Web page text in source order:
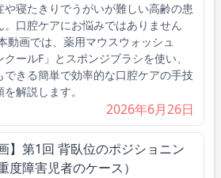
や寝たきりでうがいが難しい高齢の患
。口腔ケアにお悩みではありません
動画では、薬用マウスウォッシュ
クールF」とスポンジブラシを使い、
できる簡単で効率的な口腔ケアの手技
を解説します。
2026年6月26日
画】第1回 背臥位のポジショニン
度障害児者のケース）